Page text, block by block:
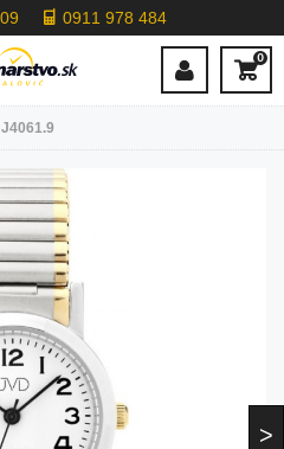
0911 978 484
0